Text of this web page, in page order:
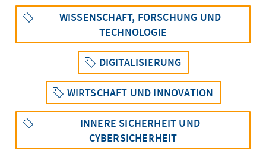
WISSENSCHAFT, FORSCHUNG UND
TECHNOLOGIE
DIGITALISIERUNG
WIRTSCHAFT UND INNOVATION
INNERE SICHERHEIT UND
CYBERSICHERHEIT